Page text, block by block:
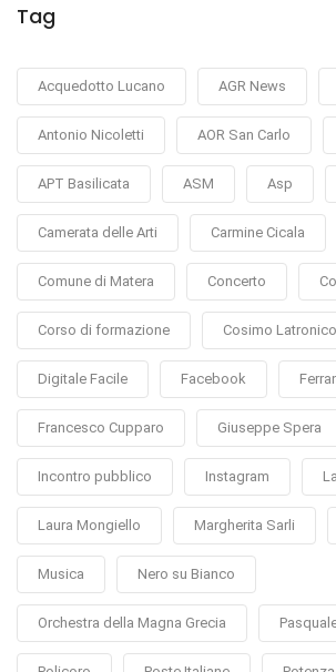
Tag
Acquedotto Lucano AGR News
Antonio Nicoletti AOR San Carlo
APT Basilicata ASM Asp
Camerata delle Arti Carmine Cicala
Comune di Matera Concerto
Corso di formazione Cosimo Latronico
Digitale Facile Facebook
Francesco Cupparo Giuseppe Spera
Incontro pubblico Instagram
Laura Mongiello Margherita Sarli
Musica Nero su Bianco
Orchestra della Magna Grecia